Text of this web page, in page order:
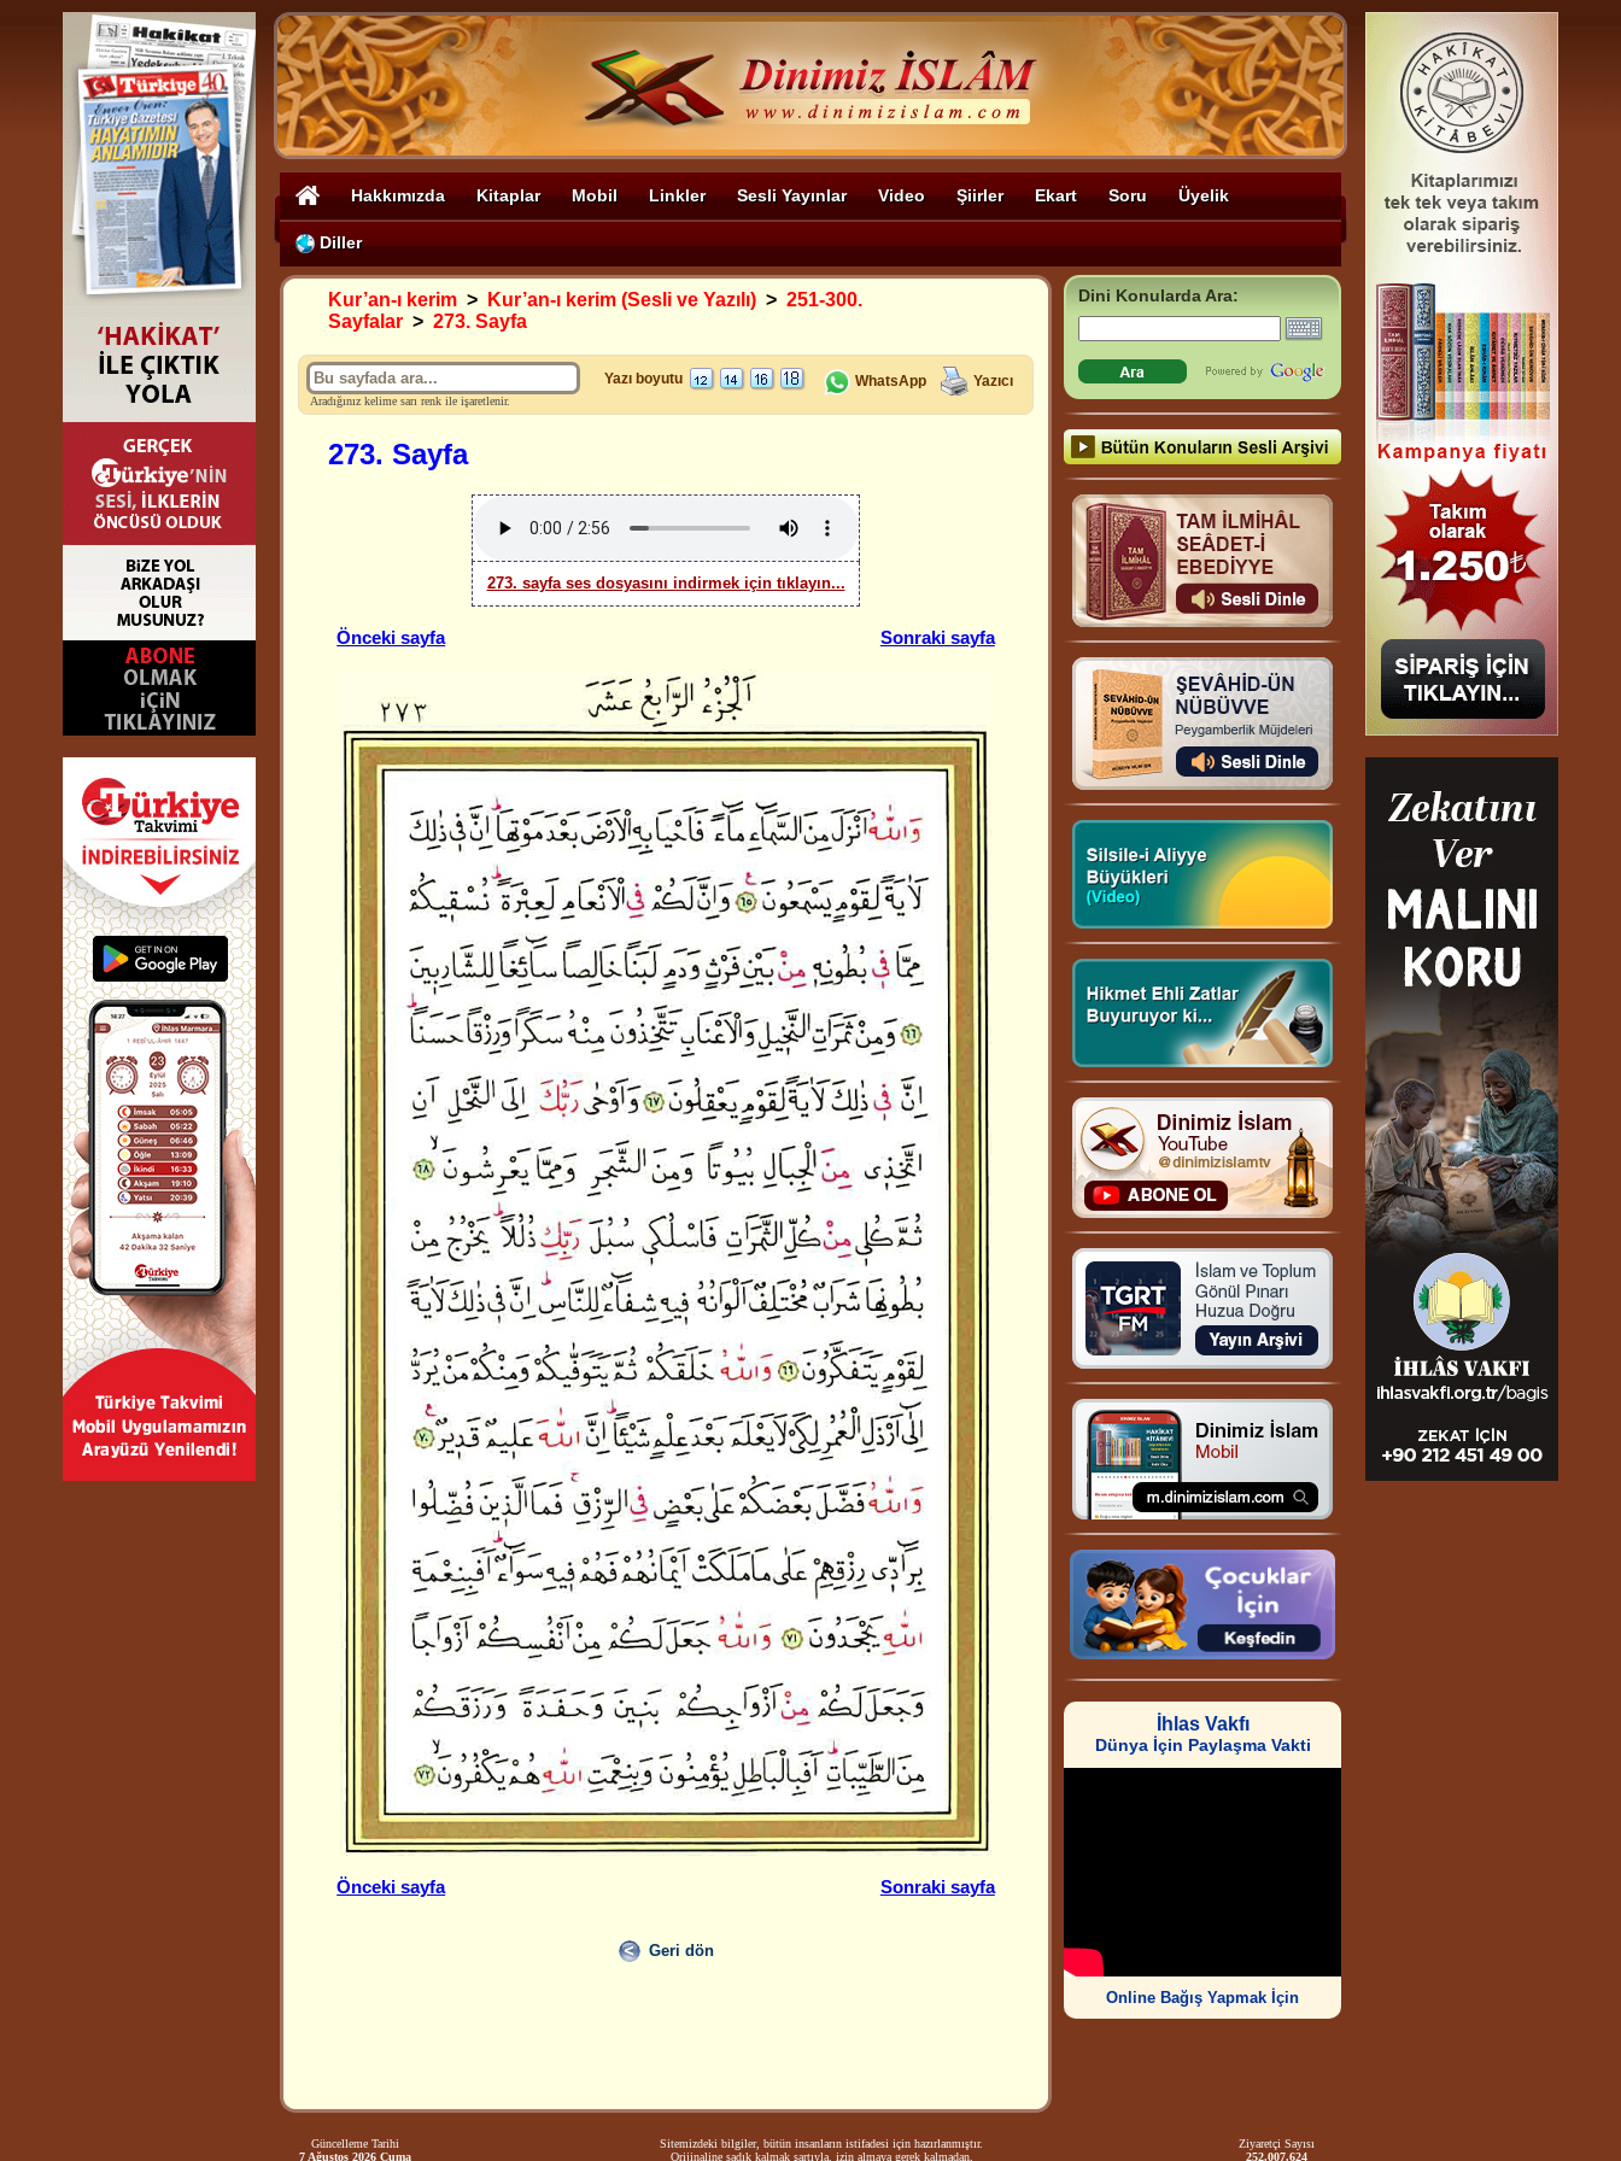
Hakkımızda Kitaplar Mobil Linkler Sesli Yayınlar Video Şiirler Ekart Soru Üyelik
Diller
Kur’an-ı kerim > Kur’an-ı kerim (Sesli ve Yazılı) > 251-300.
Sayfalar > 273. Sayfa
Aradığınız kelime sarı renk ile işaretlenir.
Yazı boyutu WhatsApp Yazıcı
273. Sayfa
273. sayfa ses dosyasını indirmek için tıklayın...
Önceki sayfa Sonraki sayfa
Önceki sayfa Sonraki sayfa
Geri dön
Dini Konularda Ara:
İhlas Vakfı
Dünya İçin Paylaşma Vakti
Online Bağış Yapmak İçin
Güncelleme Tarihi
7 Ağustos 2026 Cuma
Sitemizdeki bilgiler, bütün insanların istifadesi için hazırlanmıştır.
Orijinaline sadık kalmak şartıyla, izin almaya gerek kalmadan,
Ziyaretçi Sayısı
252.007.624